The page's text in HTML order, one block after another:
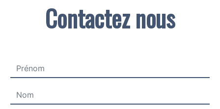
Contactez nous